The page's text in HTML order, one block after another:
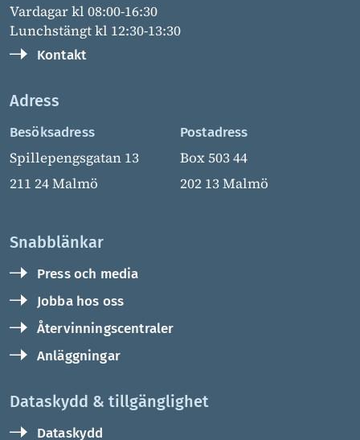
Vardagar kl 08:00-16:30
Lunchstängt kl 12:30-13:30
Kontakt
Adress
Besöksadress
Spillepengsgatan 13
211 24 Malmö
Postadress
Box 503 44
202 13 Malmö
Snabblänkar
Press och media
Jobba hos oss
Återvinningscentraler
Anläggningar
Dataskydd & tillgänglighet
Dataskydd